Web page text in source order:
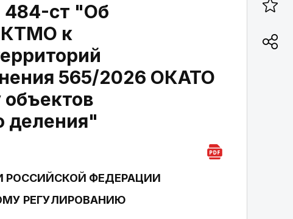
484-ст "Об
к
565/2026 ОКАТО
деления"
РОССИЙСКОЙ ФЕДЕРАЦИИ
РЕГУЛИРОВАНИЮ